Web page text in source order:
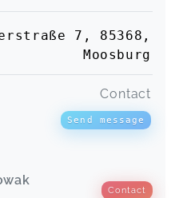
7, 85368,
Moosburg
Contact
Send message
Contact